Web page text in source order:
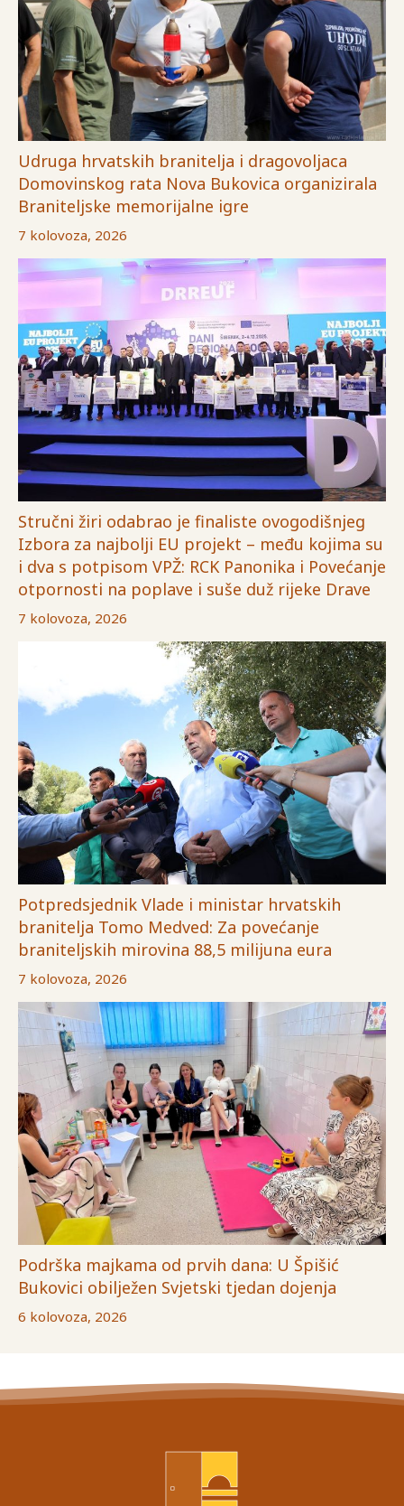
Udruga hrvatskih branitelja i dragovoljaca
Domovinskog rata Nova Bukovica organizirala
Braniteljske memorijalne igre
7 kolovoza, 2026
Stručni žiri odabrao je finaliste ovogodišnjeg
Izbora za najbolji EU projekt – među kojima su
i dva s potpisom VPŽ: RCK Panonika i Povećanje
otpornosti na poplave i suše duž rijeke Drave
7 kolovoza, 2026
Potpredsjednik Vlade i ministar hrvatskih
branitelja Tomo Medved: Za povećanje
braniteljskih mirovina 88,5 milijuna eura
7 kolovoza, 2026
Podrška majkama od prvih dana: U Špišić
Bukovici obilježen Svjetski tjedan dojenja
6 kolovoza, 2026